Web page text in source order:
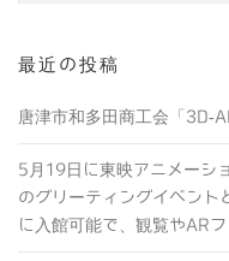
最近の投稿
唐津市和多田商工会「3D-
5月19日に東映アニメーシ
のグリーティングイベント
に入館可能で、観覧やARフ